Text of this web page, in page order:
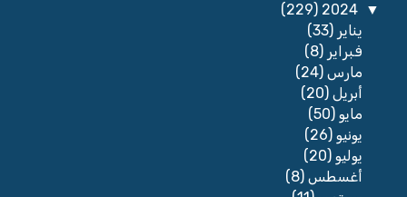
▼
2024
(229)
يناير(33)
فبراير(8)
مارس(24)
أبريل(20)
مايو(50)
يونيو(26)
يوليو(20)
أغسطس(8)